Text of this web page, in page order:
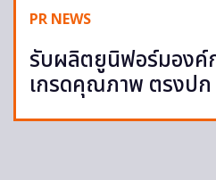
PR NEWS
รับผลิตยูนิฟอร์มองค์
เกรดคุณภาพ ตรงปก